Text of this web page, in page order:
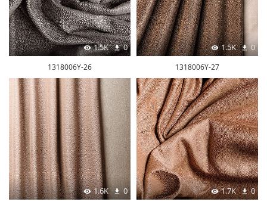
1.5K 0
1318006Y-26
1.5K 0
1318006Y-27
1.6K 0 1.7K 0